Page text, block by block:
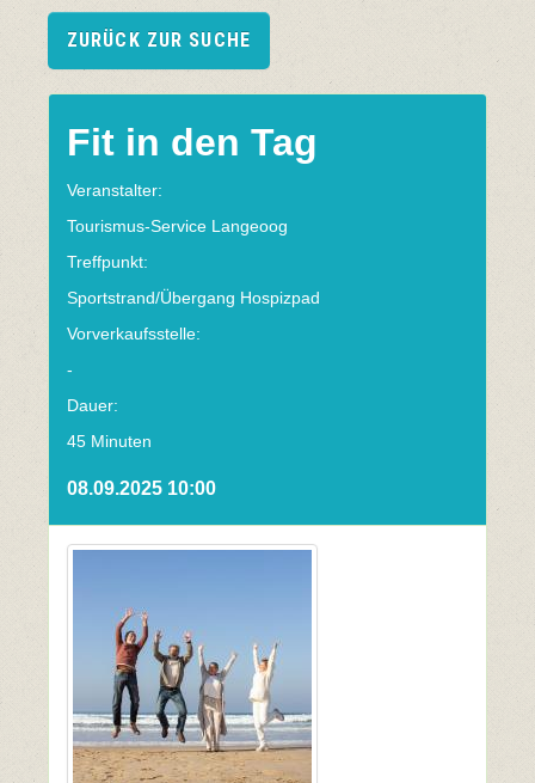
ZURÜCK ZUR SUCHE
Fit in den Tag
Veranstalter:
Tourismus-Service Langeoog
Treffpunkt:
Sportstrand/Übergang Hospizpad
Vorverkaufsstelle:
-
Dauer:
45 Minuten
08.09.2025 10:00